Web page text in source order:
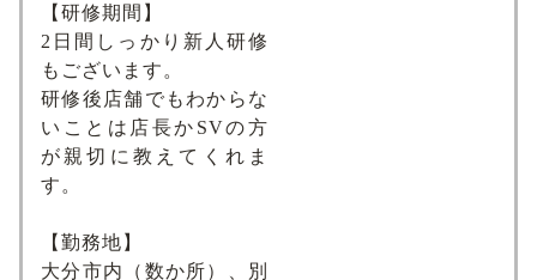
【研修期間】
2日間しっかり新人研修
もございます。
研修後店舗でもわからな
いことは店長かSVの方
が親切に教えてくれま
す。
【勤務地】
大分市内（数か所）、別